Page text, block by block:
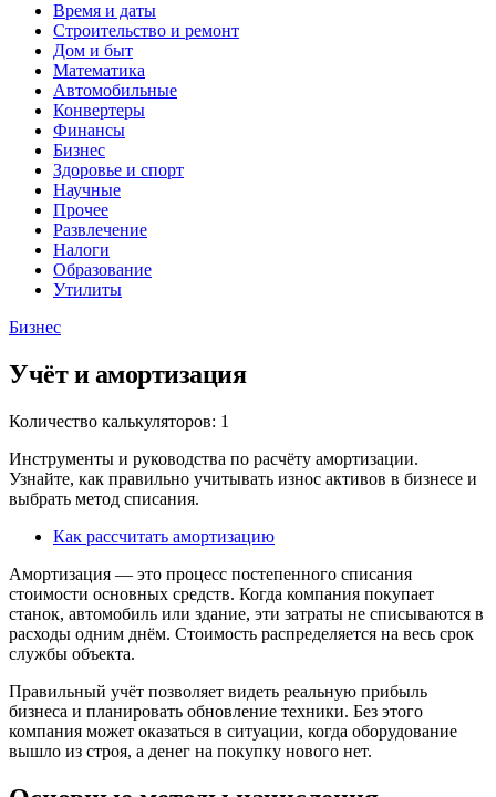
Время и даты
Строительство и ремонт
Дом и быт
Математика
Автомобильные
Конвертеры
Финансы
Бизнес
Здоровье и спорт
Научные
Прочее
Развлечение
Налоги
Образование
Утилиты
Бизнес
Учёт и амортизация
Количество калькуляторов: 1
Инструменты и руководства по расчёту амортизации.
Узнайте, как правильно учитывать износ активов в бизнесе и
выбрать метод списания.
Как рассчитать амортизацию
Амортизация — это процесс постепенного списания
стоимости основных средств. Когда компания покупает
станок, автомобиль или здание, эти затраты не списываются в
расходы одним днём. Стоимость распределяется на весь срок
службы объекта.
Правильный учёт позволяет видеть реальную прибыль
бизнеса и планировать обновление техники. Без этого
компания может оказаться в ситуации, когда оборудование
вышло из строя, а денег на покупку нового нет.